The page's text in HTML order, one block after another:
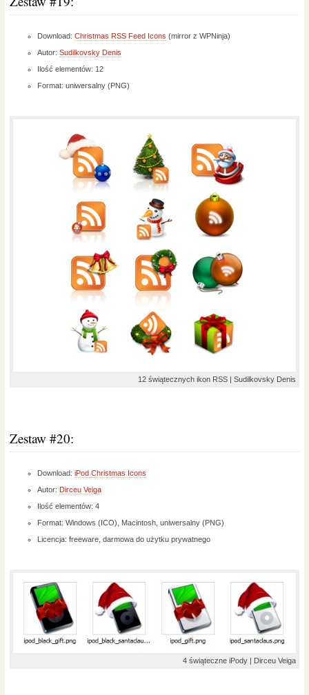
Download: Christmas RSS Feed Icons (mirror z WPNinja)
Autor: Sudilkovsky Denis
Ilość elementów: 12
Format: uniwersalny (PNG)
12 świątecznych ikon RSS | Sudilkovsky Denis
Zestaw #20:
Download: iPod Christmas Icons
Autor: Dirceu Veiga
Ilość elementów: 4
Format: Windows (ICO), Macintosh, uniwersalny (PNG)
Licencja: freeware, darmowa do użytku prywatnego
4 świąteczne iPody | Dirceu Veiga